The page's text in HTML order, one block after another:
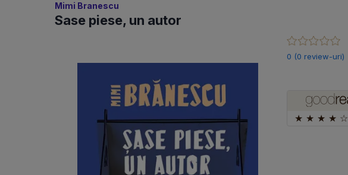
Mimi Branescu
Sase piese, un autor
0 (0 review-uri)
★ ★ ★ ★ ☆